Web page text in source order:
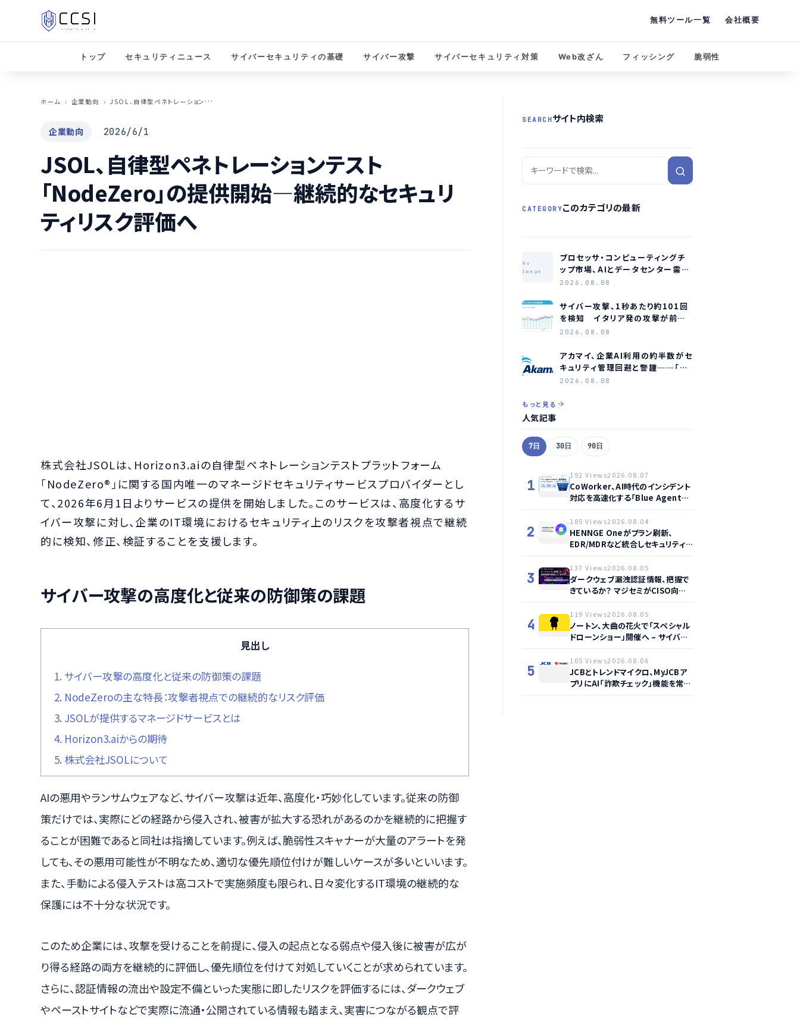
無料ツール一覧 会社概要
トップ セキュリティニュース サイバーセキュリティの基礎 サイバー攻撃 サイバーセキュリティ対策 Web改ざん フィッシング 脆弱性
ホーム
企業動向 J
SOL、自律型ペネトレーションテスト「NodeZero」の提供開始—継続的なセキュリティリスク評価へ
企業動向 2026/6/1
JSOL、自律型ペネトレーションテスト
「NodeZero」の提供開始—継続的なセキュリ
ティリスク評価へ
株式会社JSOLは、Horizon3.aiの自律型ペネトレーションテストプラットフォーム
「NodeZero®」に関する国内唯一のマネージドセキュリティサービスプロバイダーとし
て、2026年6月1日よりサービスの提供を開始しました。このサービスは、高度化するサ
イバー攻撃に対し、企業のIT環境におけるセキュリティ上のリスクを攻撃者視点で継続
的に検知、修正、検証することを支援します。
サイバー攻撃の高度化と従来の防御策の課題
見出し
1. サイバー攻撃の高度化と従来の防御策の課題
2. NodeZeroの主な特長：攻撃者視点での継続的なリスク評価
3. JSOLが提供するマネージドサービスとは
4. Horizon3.aiからの期待
5. 株式会社JSOLについて
AIの悪用やランサムウェアなど、サイバー攻撃は近年、高度化・巧妙化しています。従来の防御
策だけでは、実際にどの経路から侵入され、被害が拡大する恐れがあるのかを継続的に把握す
ることが困難であると同社は指摘しています。例えば、脆弱性スキャナーが大量のアラートを発
しても、その悪用可能性が不明なため、適切な優先順位付けが難しいケースが多いといいます。
また、手動による侵入テストは高コストで実施頻度も限られ、日々変化するIT環境の継続的な
保護には不十分な状況です。
このため企業には、攻撃を受けることを前提に、侵入の起点となる弱点や侵入後に被害が広が
り得る経路の両方を継続的に評価し、優先順位を付けて対処していくことが求められています。
さらに、認証情報の流出や設定不備といった実態に即したリスクを評価するには、ダークウェブ
やペーストサイトなどで実際に流通・公開されている情報も踏まえ、実害につながる観点で評
SEARCHサイト内検索
CATEGORYこのカテゴリの最新
No
Image
プロセッサ・コンピューティングチ
ップ市場、AIとデータセンター需要
に牽引され2035年に約1.1兆ドル
2026.08.08
サイバー攻撃、1秒あたり約101回
を検知 イタリア発の攻撃が前年
同期比約75倍に急増
2026.08.08
アカマイ、企業AI利用の約半数がセ
キュリティ管理回避と警鐘──「シ
ャドーAI」が新たな脅威に
2026.08.08
もっと見る
人気記事
7日 30日 90日
1
192 Views2026.08.07
CoWorker、AI時代のインシデント
対応を高速化する「Blue Agent
CoWork」を提供開始
2
185 Views2026.08.04
HENNGE Oneがプラン刷新、
EDR/MDRなど統合しセキュリティ
強化へ
3
137 Views2026.08.05
ダークウェブ漏洩認証情報、把握で
きているか？ マジセミがCISO向け
ウェビナー開催へ
4
119 Views2026.08.05
ノートン、大曲の花火で「スペシャル
ドローンショー」開催へ – サイバー
セーフティ啓発
5
105 Views2026.08.06
JCBとトレンドマイクロ、MyJCBア
プリにAI「詐欺チェック」機能を常設
し不正対策を強化